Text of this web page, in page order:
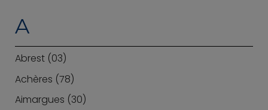
A
Abrest (03)
Achères (78)
Aimargues (30)